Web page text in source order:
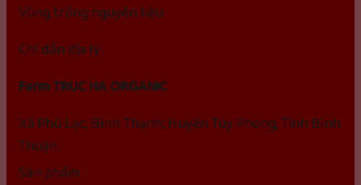
Vùng trồng nguyên liệu
Chỉ dẫn địa lý:
Farm TRUC HA ORGANIC
Xã Phú Lạc, Bình Thạnh; Huyện Tuy Phong, Tỉnh Bình
Thuận
Sản phẩm